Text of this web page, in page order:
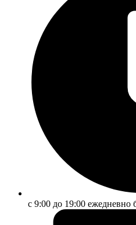
с 9:00 до 19:00 ежедневно